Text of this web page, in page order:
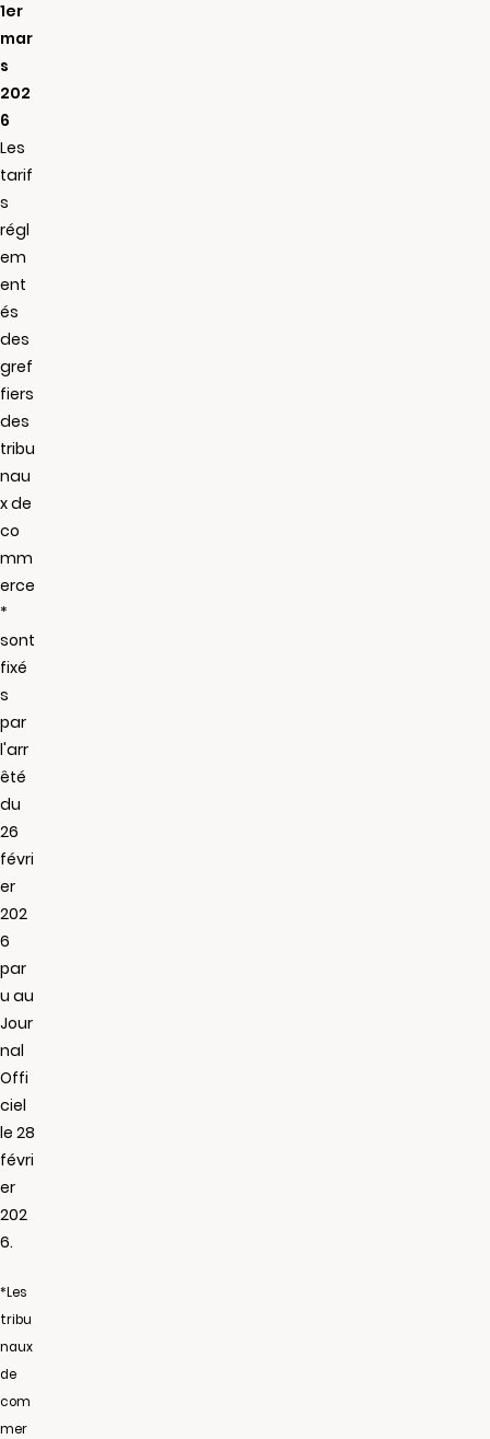
1er
mar
s
202
6
Les
tarif
s
régl
em
ent
és
des
gref
fiers
des
tribu
nau
x de
co
mm
erce
*
sont
fixé
s
par
l'arr
êté
du
26
févri
er
202
6
par
u au
Jour
nal
Offi
ciel
le 28
févri
er
202
6.
*Les
tribu
naux
de
com
mer